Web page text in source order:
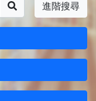
進階搜尋